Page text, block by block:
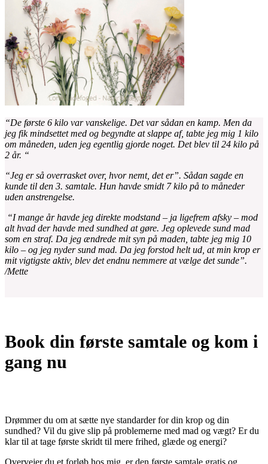
“De første 6 kilo var vanskelige. Det var sådan en kamp. Men da
jeg fik mindsettet med og begyndte at slappe af, tabte jeg mig 1 kilo
om måneden, uden jeg egentlig gjorde noget. Det blev til 24 kilo på
2 år. “
“Jeg er så overrasket over, hvor nemt, det er”. Sådan sagde en
kunde til den 3. samtale. Hun havde smidt 7 kilo på to måneder
uden anstrengelse.
“I mange år havde jeg direkte modstand – ja ligefrem afsky – mod
alt hvad der havde med sundhed at gøre. Jeg oplevede sund mad
som en straf. Da jeg ændrede mit syn på maden, tabte jeg mig 10
kilo – og jeg nyder sund mad. Da jeg forstod helt ud, at min krop er
mit vigtigste aktiv, blev det endnu nemmere at vælge det sunde”.
/Mette
Book din første samtale og kom i
gang nu
Drømmer du om at sætte nye standarder for din krop og din
sundhed? Vil du give slip på problemerne med mad og vægt? Er du
klar til at tage første skridt til mere frihed, glæde og energi?